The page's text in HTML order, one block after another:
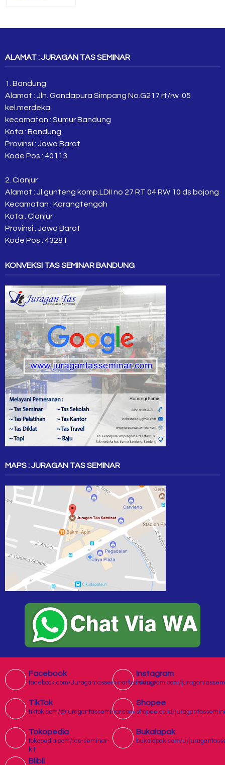
ALAMAT : JURAGAN TAS SEMINAR
1. Bandung
Alamat : Jln. Gandapura Simpang No.G217 rt/rw :05
kel.merdeka
kecamatan : Sumur Bandung
Kota : Bandung
Provinsi : Jawa Barat
Kode Pos : 40113
2. Cianjur
Alamat : Jl.gunteng komp.LDII no 27 RT 04 RW 10 ds.bojong
Kecamatan : Karangtengah
Kota : Cianjur
Provinsi : Jawa Barat
Kode Pos : 43281
KONVEKSI TAS SEMINAR BANDUNG
MAPS : JURAGAN TAS SEMINAR
Facebook
facebook.com/Juragantasseminarbandung/
Instagram
instagram.com/
TikTok
tiktok.com/@juragantasseminar.com
Shopee
shopee.co.id/
Tokopedia
tokopedia.com/tas-seminar-
kit
Bukalapak
bukalapak.com/u/
Blibli